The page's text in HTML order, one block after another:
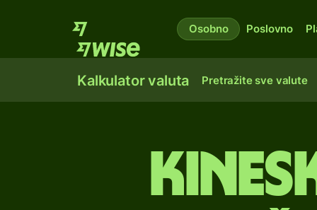
Osobno Poslovno
Kalkulator valuta Pretražite sve valute